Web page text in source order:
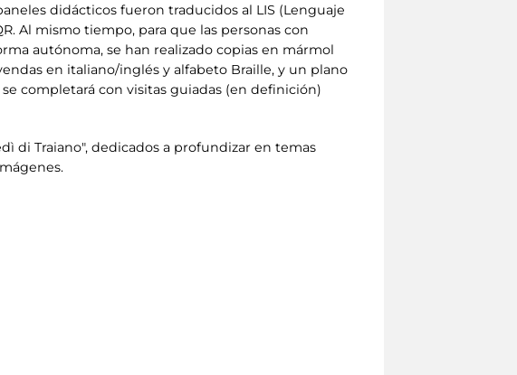
didácticos fueron traducidos al LIS (Lenguaje
Al mismo tiempo, para que las personas con
autónoma, se han realizado copias en mármol
en italiano/inglés y alfabeto Braille, y un plano
completará con visitas guiadas (en definición)
di Traiano", dedicados a profundizar en temas